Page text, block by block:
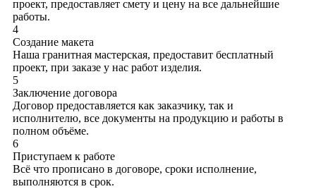
проект, предоставляет смету и цену на все дальнейшие
работы.
4
Создание макета
Наша гранитная мастерская, предоставит бесплатный
проект, при заказе у нас работ изделия.
5
Заключение договора
Договор предоставляется как заказчику, так и
исполнителю, все документы на продукцию и работы в
полном объёме.
6
Приступаем к работе
Всё что прописано в договоре, сроки исполнение,
выполняются в срок.